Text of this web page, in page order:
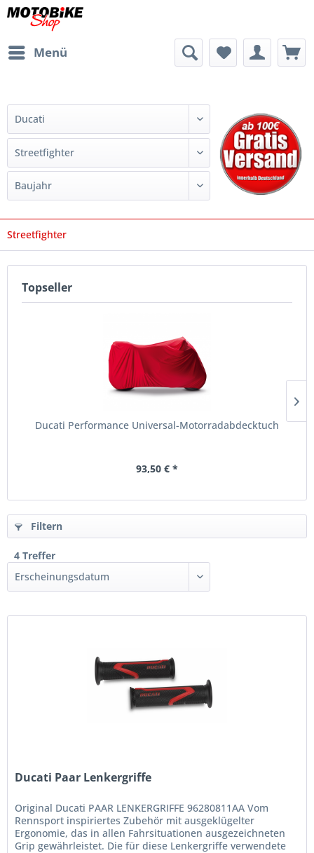
Menü
Streetfighter
Topseller
Ducati Performance Universal-Motorradabdecktuch
93,50 € *
Filtern
4 Treffer
Ducati Paar Lenkergriffe
Original Ducati PAAR LENKERGRIFFE 96280811AA Vom
Rennsport inspiriertes Zubehör mit ausgeklügelter
Ergonomie, das in allen Fahrsituationen ausgezeichneten
Grip gewährleistet. Die für diese Lenkergriffe verwendete